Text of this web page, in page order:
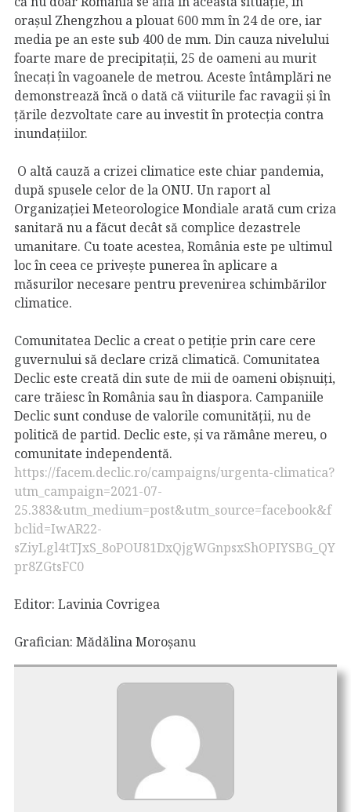
orașul Zhengzhou a plouat 600 mm în 24 de ore, iar
media pe an este sub 400 de mm. Din cauza nivelului
foarte mare de precipitații, 25 de oameni au murit
înecați în vagoanele de metrou. Aceste întâmplări ne
demonstrează încă o dată că viiturile fac ravagii și în
țările dezvoltate care au investit în protecția contra
inundațiilor.
O altă cauză a crizei climatice este chiar pandemia,
după spusele celor de la ONU. Un raport al
Organizației Meteorologice Mondiale arată cum criza
sanitară nu a făcut decât să complice dezastrele
umanitare. Cu toate acestea, România este pe ultimul
loc în ceea ce privește punerea în aplicare a
măsurilor necesare pentru prevenirea schimbărilor
climatice.
Comunitatea Declic a creat o petiție prin care cere
guvernului să declare criză climatică. Comunitatea
Declic este creată din sute de mii de oameni obișnuiți,
care trăiesc în România sau în diaspora. Campaniile
Declic sunt conduse de valorile comunității, nu de
politică de partid. Declic este, și va rămâne mereu, o
comunitate independentă.
https://facem.declic.ro/campaigns/urgenta-climatica?
utm_campaign=2021-07-
25.383&utm_medium=post&utm_source=facebook&f
bclid=IwAR22-
sZiyLgl4tTJxS_8oPOU81DxQjgWGnpsxShOPIYSBG_QY
pr8ZGtsFC0
Editor: Lavinia Covrigea
Grafician: Mădălina Moroșanu